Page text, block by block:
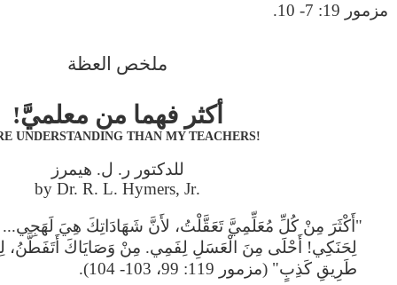
مزمور 19: 7- 10.
ملخص العظة
أكثر فهما من معلميَّ!
!MORE UNDERSTANDING THAN MY TEACHERS
للدكتور ر. ل. هيمرز
.by Dr. R. L. Hymers, Jr
"أَكْثَرَ مِنْ كُلِّ مُعَلِّمِيَّ تَعَقَّلْتُ، لأَنَّ شَهَادَاتِكَ هِيَ
لِحَنَكِي! أَحْلَى مِنَ الْعَسَلِ لِفَمِي. مِنْ وَصَايَاكَ أَتَفَطَّنُ،
طَرِيقِ كَذِبٍ" (مزمور 119: 99، 103- 104).